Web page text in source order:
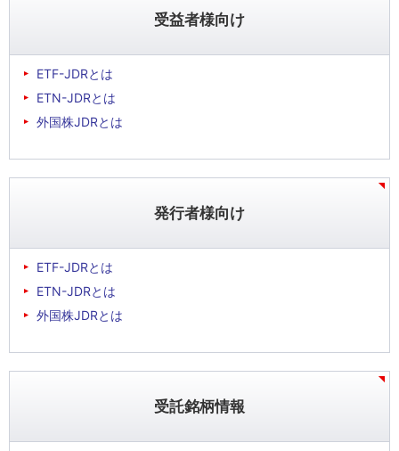
受益者様向け
ETF-JDRとは
ETN-JDRとは
外国株JDRとは
発行者様向け
ETF-JDRとは
ETN-JDRとは
外国株JDRとは
受託銘柄情報